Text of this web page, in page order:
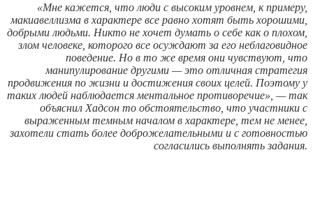
«Мне кажется, что люди с высоким уровнем, к примеру,
макиавеллизма в характере все равно хотят быть хорошими,
добрыми людьми. Никто не хочет думать о себе как о плохом,
злом человеке, которого все осуждают за его неблаговидное
поведение. Но в то же время они чувствуют, что
манипулирование другими — это отличная стратегия
продвижения по жизни и достижения своих целей. Поэтому у
таких людей наблюдается ментальное противоречие», — так
объяснил Хадсон то обстоятельство, что участники с
выраженным темным началом в характере, тем не менее,
захотели стать более доброжелательными и с готовностью
согласились выполнять задания.